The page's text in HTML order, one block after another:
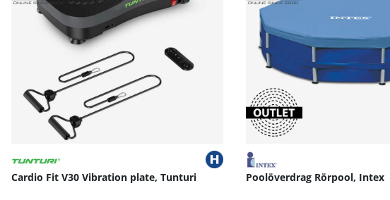
Länk till Hammer Workouts Online »
HAMMER Workouts
erbjuder vi dig ständigt nya och motiverande
träningspass. Oavsett om det gäller smartphone, surfplatta eller laptop,
Cardio Fit V30 Vibration plate, Tunturi Poolöverdrag Rörpool, Intex